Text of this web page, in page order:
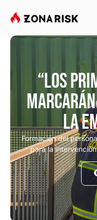
“Los
la
Formación del
para la